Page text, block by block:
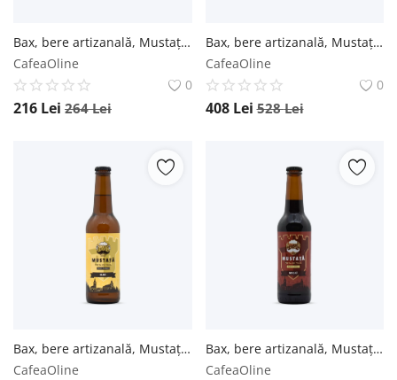
Bax, bere artizanală, Mustață de Bere, Blondă, 330ml - Sticlă 0.33L / 12 buc. Mustață de Bere
CafeaOline
0
216 Lei 264Lei
Bax, bere artizanală, Mustață de Bere, Albă, 330ml - Sticlă 0.33L / 24 buc. Mustață de Bere
CafeaOline
0
408 Lei 528Lei
Bax, bere artizanală, Mustață de Bere, Albă, 330ml - Sticlă 0.33L / 12 buc. Mustață de Bere
CafeaOline
Bax, bere artizanală, Mustață de Bere, Neagră, 330ml - Sticlă 0.33L / 24 buc. Mustață de Bere
CafeaOline